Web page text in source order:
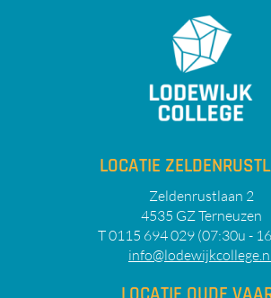
LOCATIE
Zeldenrustlaan 2
4535 GZ Terneuzen
T 0115 694 029 (07:30u -